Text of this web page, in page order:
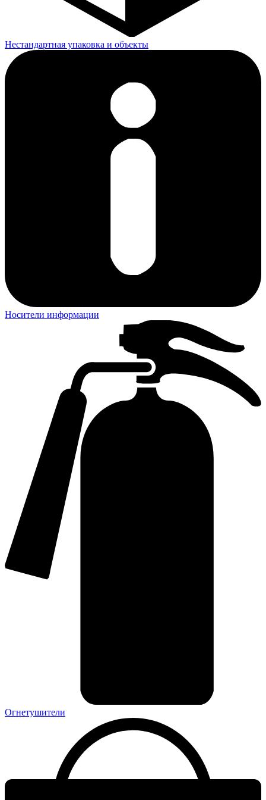
Нестандартная упаковка и объекты
Носители информации
Огнетушители